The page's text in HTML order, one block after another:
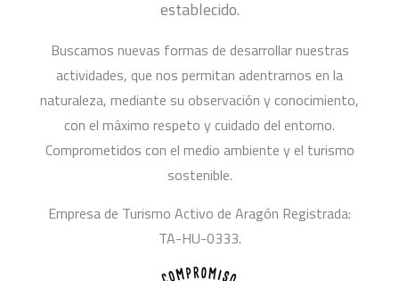
establecido.
Buscamos nuevas formas de desarrollar nuestras
actividades, que nos permitan adentrarnos en la
naturaleza, mediante su observación y conocimiento,
con el máximo respeto y cuidado del entorno.
Comprometidos con el medio ambiente y el turismo
sostenible.
Empresa de Turismo Activo de Aragón Registrada:
TA-HU-0333.